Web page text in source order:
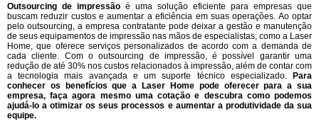
Outsourcing de impressão é uma solução eficiente para empresas que
buscam reduzir custos e aumentar a eficiência em suas operações. Ao optar
pelo outsourcing, a empresa contratante pode deixar a gestão e manutenção
de seus equipamentos de impressão nas mãos de especialistas, como a Laser
Home, que oferece serviços personalizados de acordo com a demanda de
cada cliente. Com o outsourcing de impressão, é possível garantir uma
redução de até 30% nos custos relacionados à impressão, além de contar com
a tecnologia mais avançada e um suporte técnico especializado. Para
conhecer os benefícios que a Laser Home pode oferecer para a sua
empresa, faça agora mesmo uma cotação e descubra como podemos
ajudá-lo a otimizar os seus processos e aumentar a produtividade da sua
equipe.